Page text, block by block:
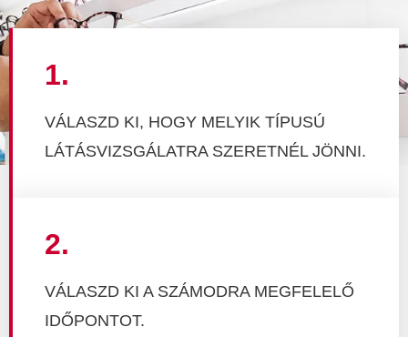
1.
VÁLASZD KI, HOGY MELYIK TÍPUSÚ
LÁTÁSVIZSGÁLATRA SZERETNÉL JÖNNI.
2.
VÁLASZD KI A SZÁMODRA MEGFELELŐ
IDŐPONTOT.